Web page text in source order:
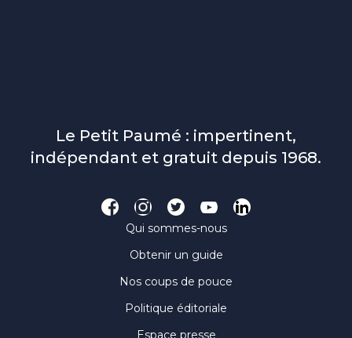
Le Petit Paumé : impertinent,
indépendant et gratuit depuis 1968.
Qui sommes-nous
Obtenir un guide
Nos coups de pouce
Politique éditoriale
Espace presse